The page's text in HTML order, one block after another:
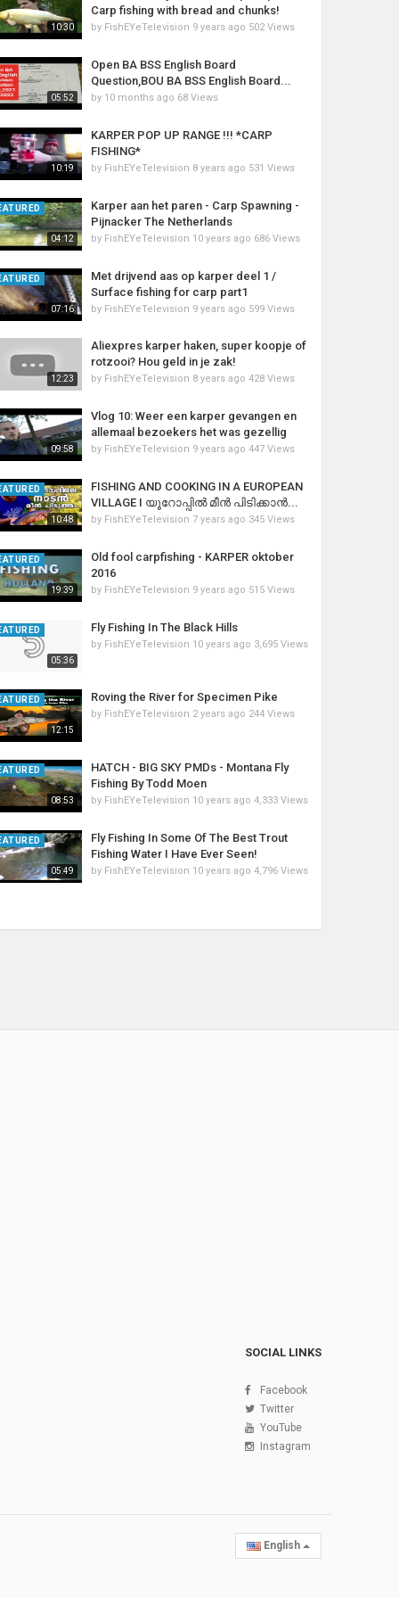
10:30
Carp fishing with bread and chunks!
by FishEYeTelevision 9 years ago 502 Views
05:52
Open BA BSS English Board
Question,BOU BA BSS English Board...
by 10 months ago 68 Views
10:19
KARPER POP UP RANGE !!! *CARP
FISHING*
by FishEYeTelevision 8 years ago 531 Views
04:12
Karper aan het paren - Carp Spawning -
Pijnacker The Netherlands
by FishEYeTelevision 10 years ago 686 Views
07:16
Met drijvend aas op karper deel 1 /
Surface fishing for carp part1
by FishEYeTelevision 9 years ago 599 Views
12:23
Aliexpres karper haken, super koopje of
rotzooi? Hou geld in je zak!
by FishEYeTelevision 8 years ago 428 Views
09:58
Vlog 10: Weer een karper gevangen en
allemaal bezoekers het was gezellig
by FishEYeTelevision 9 years ago 447 Views
10:48
FISHING AND COOKING IN A EUROPEAN
VILLAGE I യൂറോപ്പിൽ മീൻ പിടിക്കാൻ...
by FishEYeTelevision 7 years ago 345 Views
19:39
Old fool carpfishing - KARPER oktober
2016
by FishEYeTelevision 9 years ago 515 Views
05:36
Fly Fishing In The Black Hills
by FishEYeTelevision 10 years ago 3,695 Views
12:15
Roving the River for Specimen Pike
by FishEYeTelevision 2 years ago 244 Views
08:53
HATCH - BIG SKY PMDs - Montana Fly
Fishing By Todd Moen
by FishEYeTelevision 10 years ago 4,333 Views
05:49
Fly Fishing In Some Of The Best Trout
Fishing Water I Have Ever Seen!
by FishEYeTelevision 10 years ago 4,796 Views
SOCIAL LINKS
Facebook
Twitter
YouTube
Instagram
English